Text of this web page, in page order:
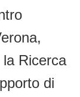
Ricerca
di